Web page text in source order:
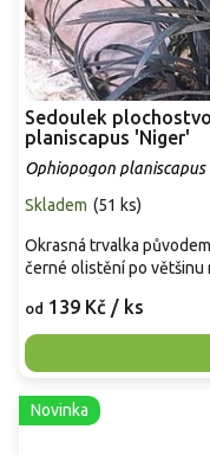
Sedoulek plochostvolý 'Niger' - Ophiopogon
planiscapus 'Niger'
Ophiopogon planiscapus
Skladem (51 ks)
od 139 Kč / ks
Okrasná trvalka
černé olistění po většinu
Novinka